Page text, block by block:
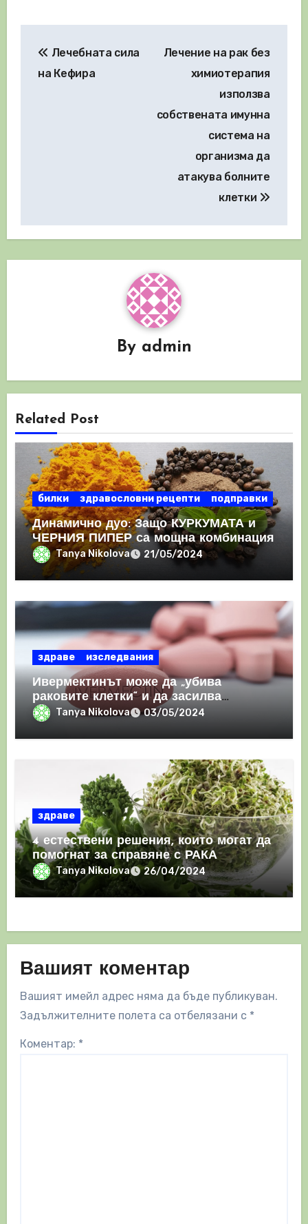
Лечебната сила
на Кефира
Лечение на рак без
химиотерапия
използва
собствената имунна
система на
организма да
атакува болните
клетки
By admin
Related Post
билки здравословни рецепти подправки
Динамично дуо: Защо КУРКУМАТА и
ЧЕРНИЯ ПИПЕР са мощна комбинация
Tanya Nikolova 21/05/2024
здраве изследвания
Ивермектинът може да „убива
раковите клетки“ и да засилва
имунния отговор
Tanya Nikolova 03/05/2024
здраве
4 естествени решения, които могат да
помогнат за справяне с РАКА
Tanya Nikolova 26/04/2024
Вашият коментар
Вашият имейл адрес няма да бъде публикуван.
Задължителните полета са отбелязани с *
Коментар: *